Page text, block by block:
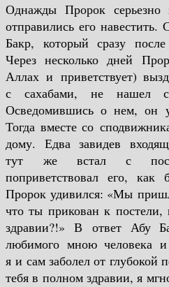
Однажды Пророк серьезно
отправились его
Бакр, который сразу после
Через несколько дней
Аллах и приветствует)
с сахабами, не нашел
Осведомившись о нем, он
Тогда вместе со
дому. Едва завидев
тут же встал с
поприветствовал его,
Пророк удивился: «Мы
что ты прикован к
здравии?!» В ответ Абу
любимого мною человека
я и сам заболел от глубокой
тебя в полном здравии, я